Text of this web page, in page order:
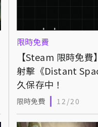
限時免費
【Steam 限時免
射擊《Distant
久保存中！
限時免費 12/20